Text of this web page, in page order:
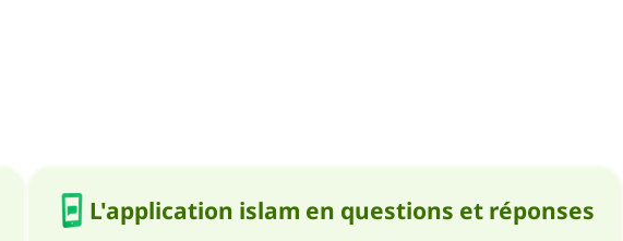
L'application islam en questions et réponses